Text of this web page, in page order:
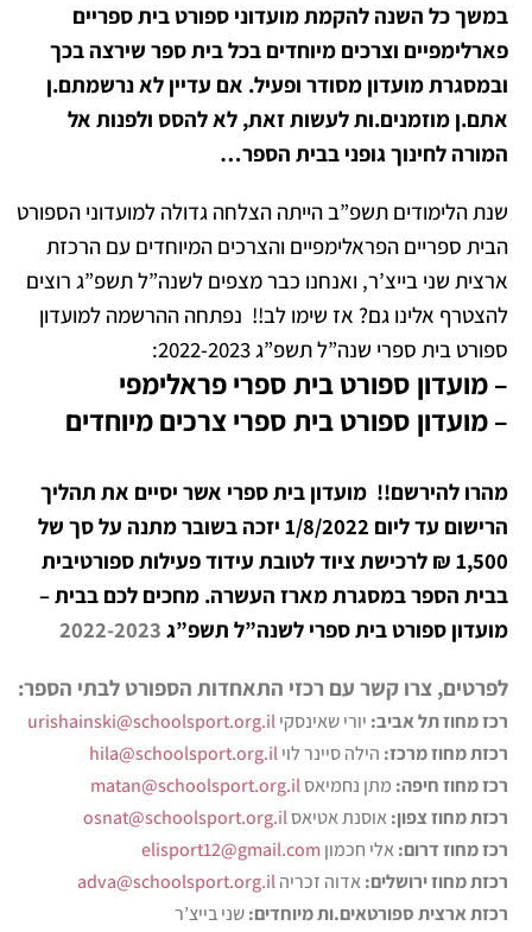
במשך כל השנה להקמת מועדוני ספורט בית ספריים
פארלימפיים וצרכים מיוחדים בכל בית ספר שירצה בכך
ובמסגרת מועדון מסודר ופעיל. אם עדיין לא נרשמתם.ן
אתם.ן מוזמנים.ות לעשות זאת, לא להסס ולפנות אל
המורה לחינוך גופני בבית הספר…
שנת הלימודים תשפ”ב הייתה הצלחה גדולה למועדוני הספורט
הבית ספריים הפראלימפיים והצרכים המיוחדים עם הרכזת
ארצית שני בייצ’ר, ואנחנו כבר מצפים לשנה”ל תשפ”ג רוצים
להצטרף אלינו גם? אז שימו לב!! נפתחה ההרשמה למועדון
ספורט בית ספרי שנה”ל תשפ”ג 2022-2023:
–מועדון ספורט בית ספרי פראלימפי
– מועדון ספורט בית ספרי צרכים מיוחדים
מהרו להירשם!! מועדון בית ספרי אשר יסיים את תהליך
הרישום עד ליום 1/8/2022 יזכה בשובר מתנה על סך של
1,500 ₪ לרכישת ציוד לטובת עידוד
פעילות ספורטיבית
בבית הספר במסגרת מארז העשרה. מחכים לכם בבית –
מועדון ספורט בית ספרי לשנה”ל תשפ”ג
לפרטים, צרו קשר עם רכזי התאחדות הספורט לבתי הספר:
רכז מחוז תל אביב: יורי שאינסקיurishainski@schoolsport.org.il
רכזת מחוז מרכז: הילה סיינר לויhila@schoolsport.org.il
רכז מחוז חיפה: מתן נחמיאסmatan@schoolsport.org.il
רכזת מחוז צפון:אוסנת אטיאסosnat@schoolsport.org.il
רכז מחוז דרום:אלי חכמון elisport12@gmail.com
רכזת מחוז ירושלים:אדוה זכריהadva@schoolsport.org.il
רכזת ארצית ספורטאים.ות מיוחדים:שני בייצ’ר